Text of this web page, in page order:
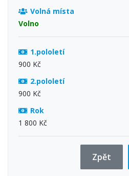
Volná místa
Volno
1.pololetí
900 Kč
2.pololetí
900 Kč
Rok
1 800 Kč
Zpět